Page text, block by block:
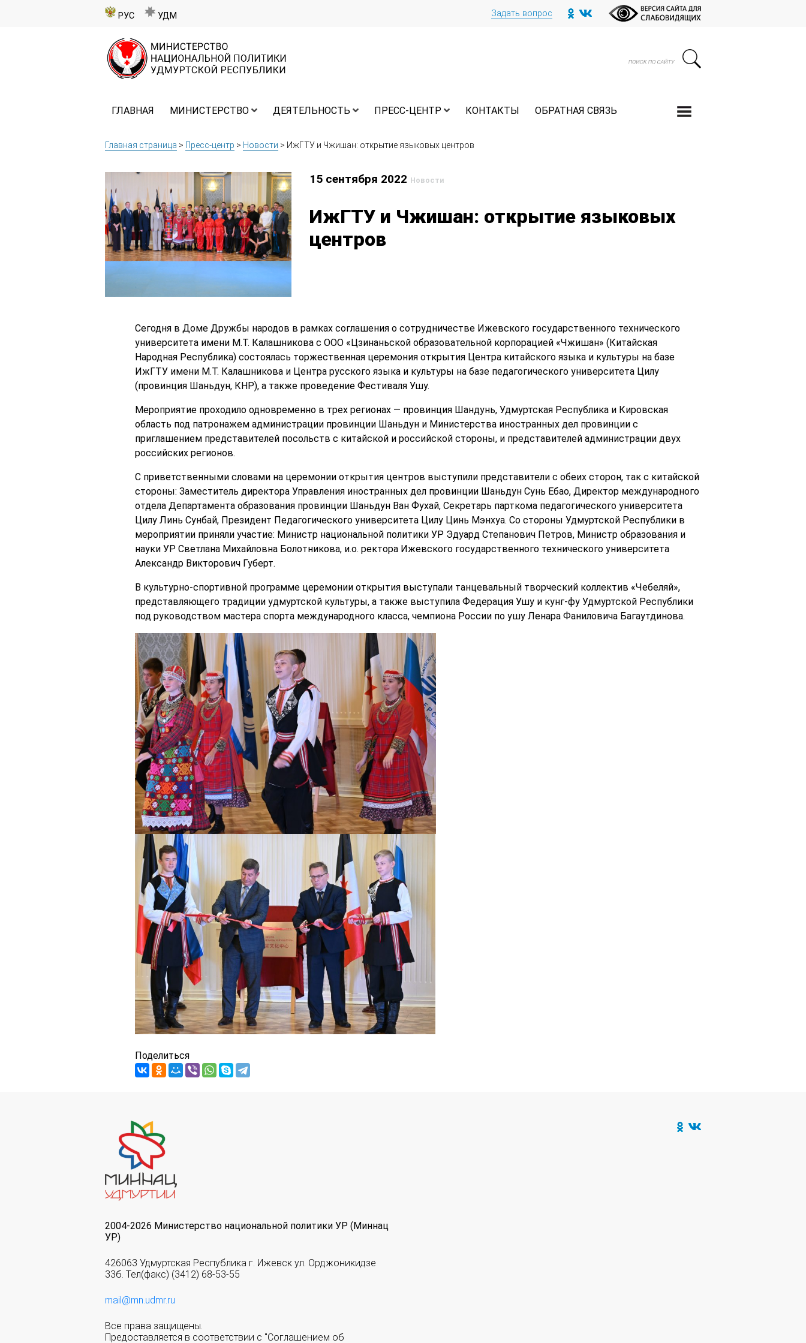
РУС УДМ Задать вопрос
ГЛАВНАЯ МИНИСТЕРСТВО ДЕЯТЕЛЬНОСТЬ ПРЕСС-ЦЕНТР КОНТАКТЫ ОБРАТНАЯ СВЯЗЬ
Главная страница > Пресс-центр > Новости > ИжГТУ и Чжишан: открытие языковых центров
15 сентября 2022 Новости
ИжГТУ и Чжишан: открытие языковых
центров
Сегодня в Доме Дружбы народов в рамках соглашения о сотрудничестве Ижевского государственного технического
университета имени М.Т. Калашникова с ООО «Цзинаньской образовательной корпорацией «Чжишан» (Китайская
Народная Республика) состоялась торжественная церемония открытия Центра китайского языка и культуры на базе
ИжГТУ имени М.Т. Калашникова и Центра русского языка и культуры на базе педагогического университета Цилу
(провинция Шаньдун, КНР), а также проведение Фестиваля Ушу.
Мероприятие проходило одновременно в трех регионах — провинция Шандунь, Удмуртская Республика и Кировская
область под патронажем администрации провинции Шаньдун и Министерства иностранных дел провинции с
приглашением представителей посольств с китайской и российской стороны, и представителей администрации двух
российских регионов.
С приветственными словами на церемонии открытия центров выступили представители с обеих сторон, так с китайской
стороны: Заместитель директора Управления иностранных дел провинции Шаньдун Сунь Ебао, Директор международного
отдела Департамента образования провинции Шаньдун Ван Фухай, Секретарь парткома педагогического университета
Цилу Линь Сунбай, Президент Педагогического университета Цилу Цинь Мэнхуа. Со стороны Удмуртской Республики в
мероприятии приняли участие: Министр национальной политики УР Эдуард Степанович Петров, Министр образования и
науки УР Светлана Михайловна Болотникова, и.о. ректора Ижевского государственного технического университета
Александр Викторович Губерт.
В культурно-спортивной программе церемонии открытия выступали танцевальный творческий коллектив «Чебеляй»,
представляющего традиции удмуртской культуры, а также выступила Федерация Ушу и кунг-фу Удмуртской Республики
под руководством мастера спорта международного класса, чемпиона России по ушу Ленара Фаниловича Багаутдинова.
Поделиться
2004-2026 Министерство национальной политики УР (Миннац
УР)
426063 Удмуртская Республика г. Ижевск ул. Орджоникидзе
33б. Тел(факс) (3412) 68-53-55
mail@mn.udmr.ru
Все права защищены.
Предоставляется в соответствии с "Соглашением об